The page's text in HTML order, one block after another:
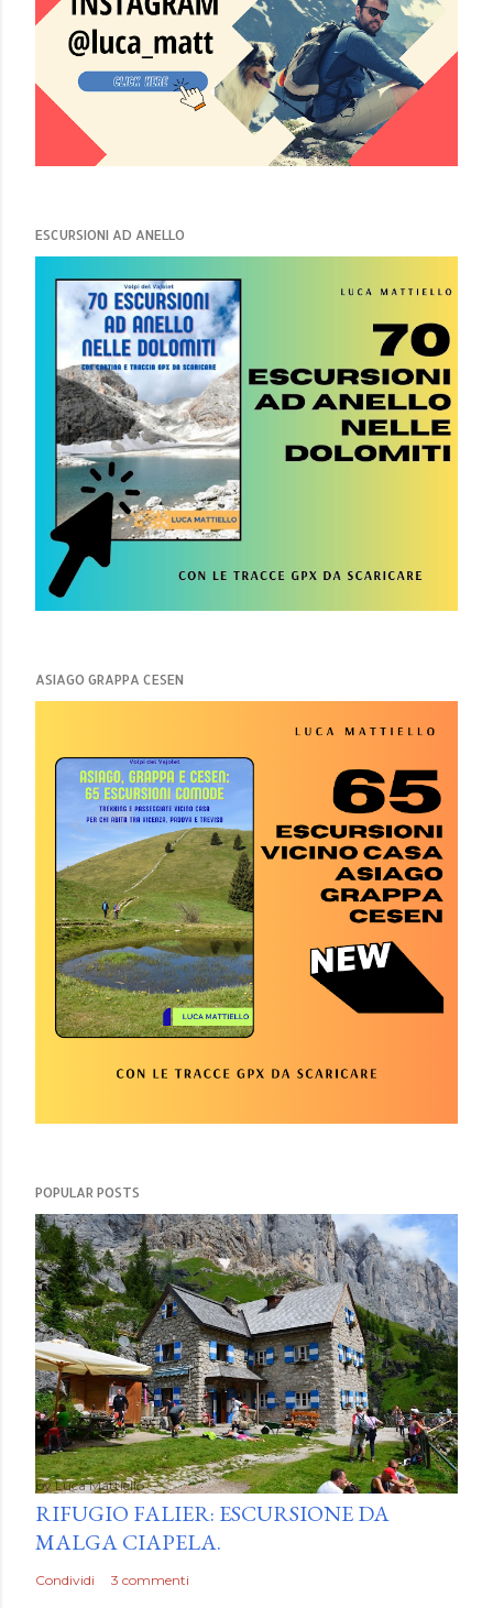
ESCURSIONI AD ANELLO
ASIAGO GRAPPA CESEN
POPULAR POSTS
byLuca Mattiello
RIFUGIO FALIER: ESCURSIONE DA
MALGA CIAPELA.
Condividi 3 commenti